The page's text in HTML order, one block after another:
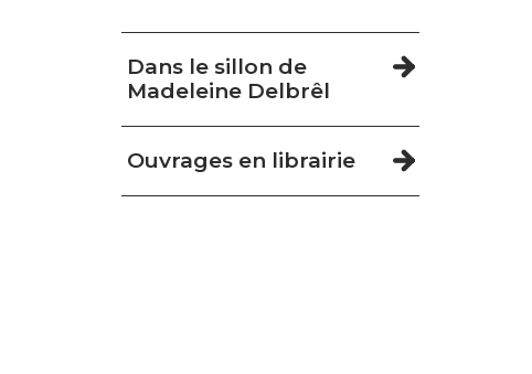
Dans le sillon de
Madeleine Delbrêl
Ouvrages en librairie